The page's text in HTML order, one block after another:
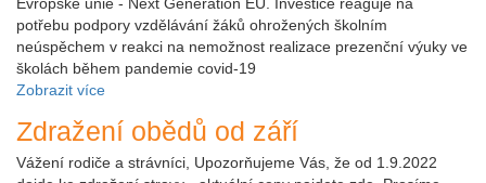
potřebu podpory vzdělávání žáků ohrožených školním
neúspěchem v reakci na nemožnost realizace prezenční výuky ve
školách během pandemie covid-19
Zobrazit více
Zdražení obědů od září
Vážení rodiče a strávníci, Upozorňujeme Vás, že od 1.9.2022